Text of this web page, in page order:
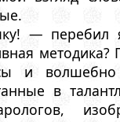
—
методика?
и
в